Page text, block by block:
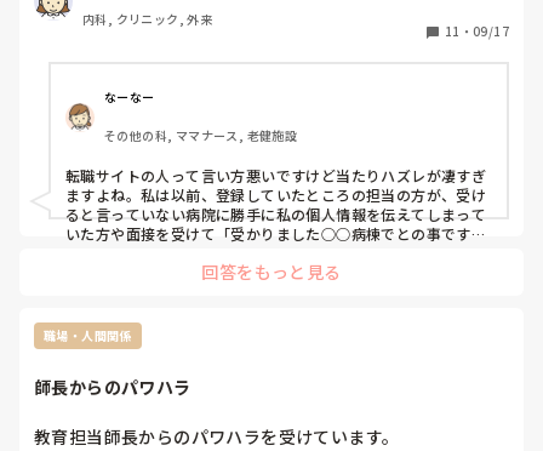
で辞めました。っていうのを伝えたら
「まずクリニックを選んだ時点で間違いですよね。クリニッ
クって小規模でやってるから、大きな病院と違って人数も少
ない。そんな中で募集をかけてるってことは離職率が高いっ
てことです。離職率が高いってことは何かしらの原因がある
はずです。なんでクリニックを選んだんですか？」
と。
「給料がよかったから。」
「いくらもらってたんですか⁇」
「だからいくらですか⁇〇〇くらいですか⁇」
「そんなおいしい話あるわけないじゃないですか。それっ
て、それだけのお金出さないとよってこないってことです
んですよ。ちゃんと調べないと。紹介したところもダメだ
内科, クリニック, 外来
11 ・ 09/17
なーなー
その他の科, ママナース, 老健施設
転職サイトの人って言い方悪いですけど当たりハズレが凄すぎ
ますよね。私は以前、登録していたところの担当の方が、受け
ると言っていない病院に勝手に私の個人情報を伝えてしまって
いた方や面接を受けて「受かりました○○病棟でとの事です」
するのにサイトを使うかどうかさえ迷います。
回答をもっと見る
職場・人間関係
師長からのパワハラ
教育担当師長からのパワハラを受けています。